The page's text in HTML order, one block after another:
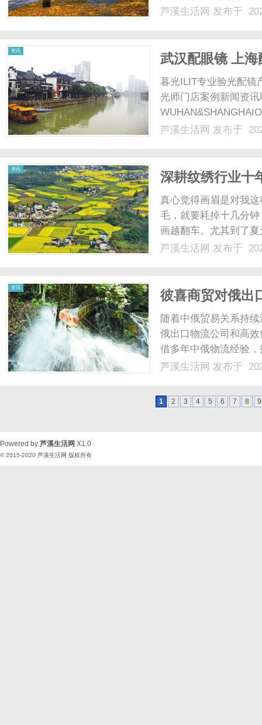
具，应当具备清晰的
芦溪生活网 发布于
资讯
武汉配眼镜 上海
暮光ILIT专业验光配镜
光师门店案例新闻资
配镜的写字楼眼镜店
芦溪生活网 发布于
资讯
深耕纹绣行业十
为半永久定妆头
真心觉得画眉是对我
毛，就要耗掉十几分
画越翻车。尤其到了
时间又磨心态。实在
芦溪生活网 发布于
资讯
彼喜商贸对俄出
随着中俄贸易关系持
俄出口物流公司和高
借多年中俄物流经验
罗斯市场提供坚实保
芦溪生活网 发布于
1 2 3 4 5 6 7 8 9
Powered by 芦溪生活网 X1.0
© 2015-2020 芦溪生活网 版权所有